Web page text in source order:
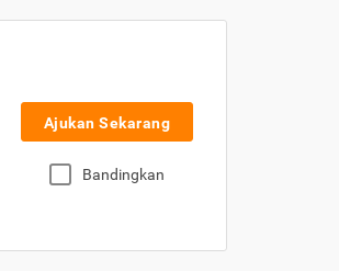
Ajukan Sekarang
Bandingkan